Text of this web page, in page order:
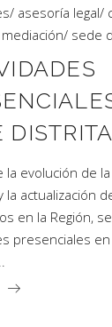
/ asesoría legal/
mediación/ sede
la evolución de
la actualización
en la Región,
presenciales